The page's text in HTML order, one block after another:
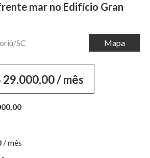
mar no Edifício Gran
/SC Mapa
29.000,00/ mês
/ mês